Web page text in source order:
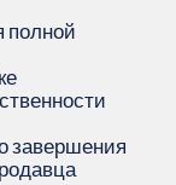
полной
завершения